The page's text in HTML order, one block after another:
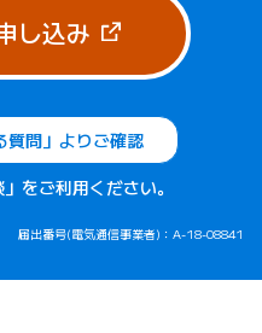
し込み（新しいタブ
質問」よりご確認
をご利用ください。
届出番号(電気通信事業者)：A-18-08841